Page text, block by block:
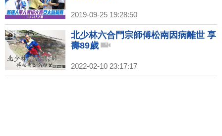
2019-09-25 19:28:50
北少林六合門宗師傅松南因病離世 享
壽89歲
2022-02-10 23:17:17